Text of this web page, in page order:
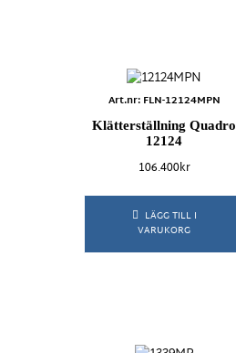
Art.nr: FLN-12124MPN
Klätterställning Quadro
12124
106.400kr
LÄGG TILL I
VARUKORG